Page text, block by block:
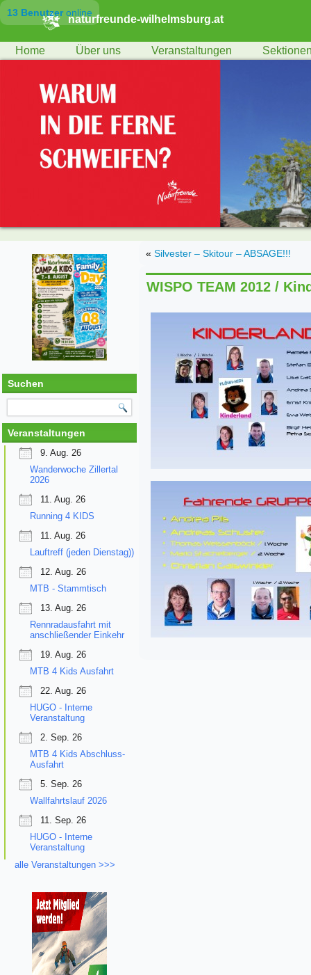
13 Benutzeronline
naturfreunde-wilhelmsburg.at
Home Über uns Veranstaltungen
Suchen
Veranstaltungen
9. Aug. 26
Wanderwoche Zillertal
2026
11. Aug. 26
Running 4 KIDS
11. Aug. 26
Lauftreff (jeden Dienstag))
12. Aug. 26
MTB - Stammtisch
13. Aug. 26
Rennradausfahrt mit
anschließender Einkehr
19. Aug. 26
MTB 4 Kids Ausfahrt
22. Aug. 26
HUGO - Interne
Veranstaltung
2. Sep. 26
MTB 4 Kids Abschluss-
Ausfahrt
5. Sep. 26
Wallfahrtslauf 2026
11. Sep. 26
HUGO - Interne
Veranstaltung
alle Veranstaltungen >>>
« Silvester – Skitour – ABSAGE!!!
WISPO TEAM 2012 /